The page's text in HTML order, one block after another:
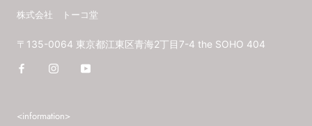
株式会社 トーコ堂
〒135-0064 東京都江東区青海2丁目7-4 the SOHO 404
<information>